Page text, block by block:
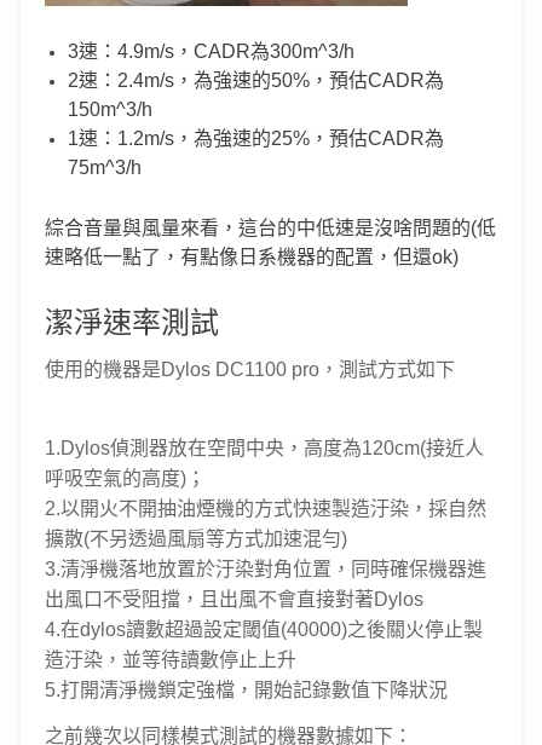
3速：4.9m/s，CADR為300m^3/h
2速：2.4m/s，為強速的50%，預估CADR為
150m^3/h
1速：1.2m/s，為強速的25%，預估CADR為
75m^3/h
綜合音量與風量來看，這台的中低速是沒啥問題的(低
速略低一點了，有點像日系機器的配置，但還ok)
潔淨速率測試
使用的機器是Dylos DC1100 pro，測試方式如下
1.Dylos偵測器放在空間中央，高度為120cm(接近人
呼吸空氣的高度)；
2.以開火不開抽油煙機的方式快速製造汙染，採自然
擴散(不另透過風扇等方式加速混勻)
3.清淨機落地放置於汙染對角位置，同時確保機器進
出風口不受阻擋，且出風不會直接對著Dylos
4.在dylos讀數超過設定閾值(40000)之後關火停止製
造汙染，並等待讀數停止上升
5.打開清淨機鎖定強檔，開始記錄數值下降狀況
之前幾次以同樣模式測試的機器數據如下：